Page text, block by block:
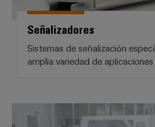
Señalizadores
Sistemas de señalización
amplia variedad de